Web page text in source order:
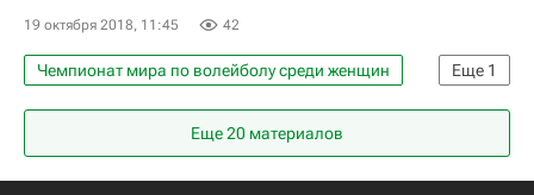
19 октября 2018, 11:45 42
Еще 1
Чемпионат мира по волейболу среди женщин
Волейбол
Еще20 материалов